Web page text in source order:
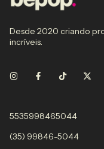
Desde 2020 criando
incríveis.
5535998465044
(35) 99846-5044